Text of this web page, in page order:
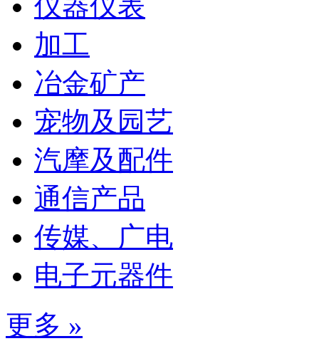
加工
冶金矿产
宠物及园艺
汽摩及配件
通信产品
传媒、广电
电子元器件
更多 »